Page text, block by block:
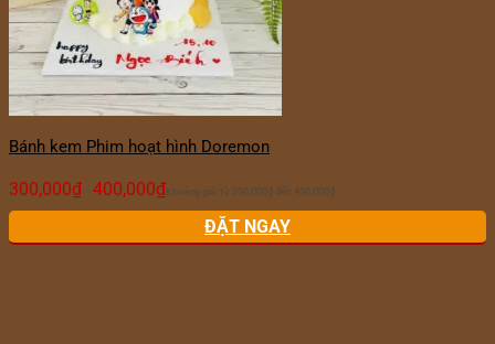
Bánh kem Phim hoạt hình Doremon
300,000₫ – 400,000₫ Khoảng giá: từ 300,000₫ đến 400,000₫
ĐẶT NGAY